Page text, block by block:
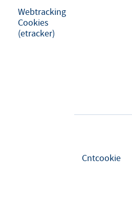
Webtracking
Cookies
(etracker)
Cntcookie